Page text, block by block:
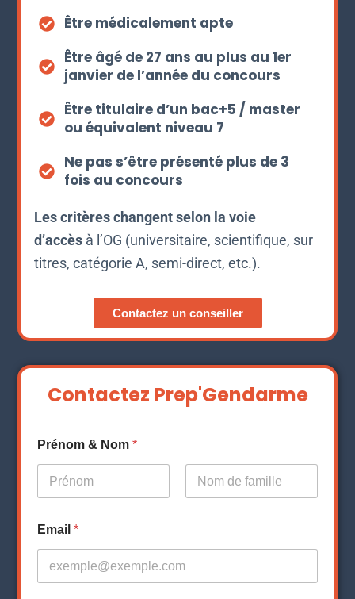
Être médicalement apte
Être âgé de 27 ans au plus au 1er
janvier de l’année du concours
Être titulaire d’un bac+5 / master
ou équivalent niveau 7
Ne pas s’être présenté plus de 3
fois au concours
Les critères changent selon la voie
d’accèsà l’OG (universitaire, scientifique, sur
titres, catégorie A, semi-direct, etc.).
Contactez un conseiller
Contactez Prep'Gendarme
Prénom & Nom*
Email*